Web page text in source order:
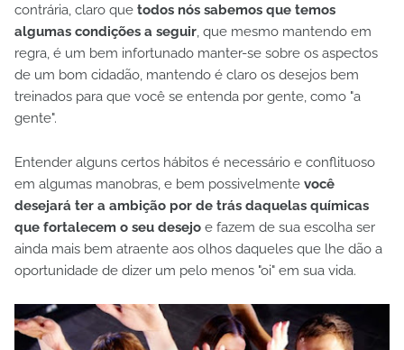
contrária, claro que todos nós sabemos que temos
algumas condições a seguir , que mesmo mantendo em
regra, é um bem infortunado manter-se sobre os aspectos
de um bom cidadão, mantendo é claro os desejos bem
treinados para que você se entenda por gente, como "a
gente".
Entender alguns certos hábitos é necessário e conflituoso
em algumas manobras, e bem possivelmente você
desejará ter a ambição por de trás daquelas químicas
que fortalecem o seu desejo e fazem de sua escolha ser
ainda mais bem atraente aos olhos daqueles que lhe dão a
oportunidade de dizer um pelo menos "oi" em sua vida.